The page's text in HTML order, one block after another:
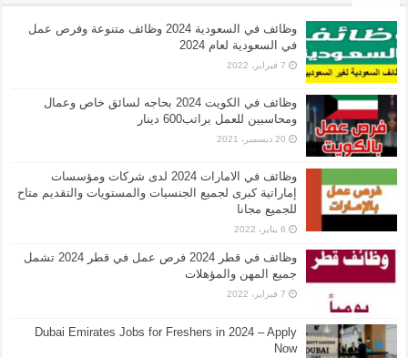
وظائف في السعودية 2024 وظائف متنوعة وفرص عمل
في السعودية لعام 2024
7 فبراير، 2022
وظائف في الكويت 2024 بحاجه لسائق خاص وعمال
ومحاسبين للعمل براتب600 دينار
20 ديسمبر، 2021
وظائف في الامارات 2024 لدى شركات ومؤسسات
إماراتية كبرى لجميع الجنسيات والمستويات والتقديم متاح
للجميع مجانا
6 يناير، 2022
وظائف في قطر 2024 فرص عمل في قطر 2024 تشمل
جميع المهن والمؤهلات
7 فبراير، 2022
Dubai Emirates Jobs for Freshers in 2024 – Apply
Now